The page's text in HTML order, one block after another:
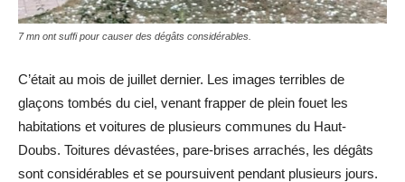
7 mn ont suffi pour causer des dégâts considérables.
C’était au mois de juillet dernier. Les images terribles de
glaçons tombés du ciel, venant frapper de plein fouet les
habitations et voitures de plusieurs communes du Haut-
Doubs. Toitures dévastées, pare-brises arrachés, les dégâts
sont considérables et se poursuivent pendant plusieurs jours.